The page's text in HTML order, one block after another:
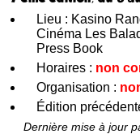
Lieu : Kasino
Cinéma Les
Press Book
Horaires : non
Organisation :
Édition
Dernière mise à jour